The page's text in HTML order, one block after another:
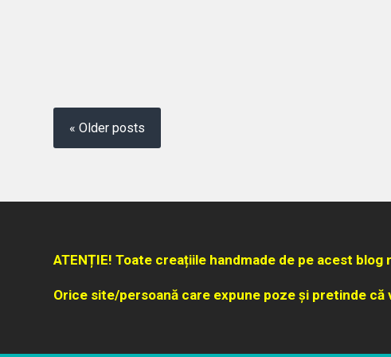
« Older posts
ATENȚIE! Toate creațiile handmade de pe acest
Orice site/persoană care expune poze și pretinde